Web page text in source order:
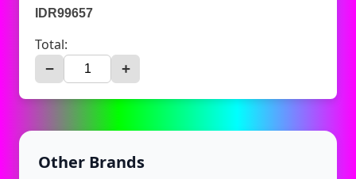
IDR99657
Total:
− +
Other Brands